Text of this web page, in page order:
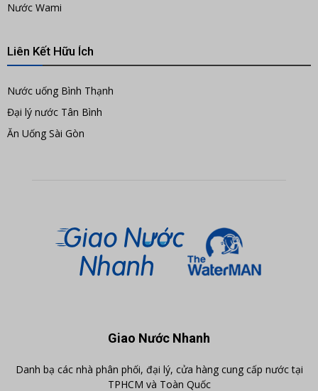
Nước Wami
Liên Kết Hữu Ích
Nước uống Bình Thạnh
Đại lý nước Tân Bình
Ăn Uống Sài Gòn
Giao Nước Nhanh
Danh bạ các nhà phân phối, đại lý, cửa hàng cung cấp nước tại
TPHCM và Toàn Quốc